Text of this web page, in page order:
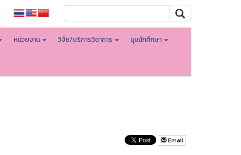
หน่วยงาน วิจัย/บริการวิชาการ มุมนักศึกษา
Email